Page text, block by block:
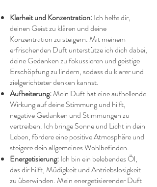
Klarheit und Konzentration:Ich helfe dir,
deinen Geist zu klären und deine
Konzentration zu steigern. Mit meinem
erfrischenden Duft unterstütze ich dich dabei,
deine Gedanken zu fokussieren und geistige
Erschöpfung zu lindern, sodass du klarer und
zielgerichteter denken kannst.
Aufheiterung:Mein Duft hat eine aufhellende
Wirkung auf deine Stimmung und hilft,
negative Gedanken und Stimmungen zu
vertreiben. Ich bringe Sonne und Licht in dein
Leben, fördere eine positive Atmosphäre und
steigere dein allgemeines Wohlbefinden.
Energetisierung:Ich bin ein belebendes Öl,
das dir hilft, Müdigkeit und Antriebslosigkeit
zu überwinden. Mein energetisierender Duft